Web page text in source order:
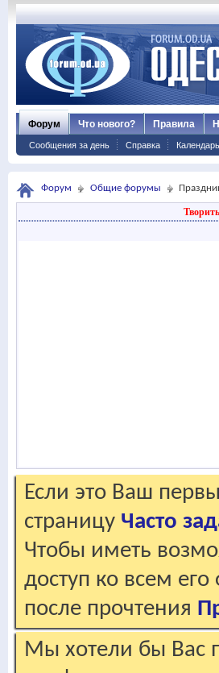
Форум
Сообщения за день Справка Календарь
Что нового? Правила
Форум Общие форумы
Если это Ваш
страницу Часто
Чтобы иметь
доступ ко всем
после прочтения
Мы хотели бы Вас